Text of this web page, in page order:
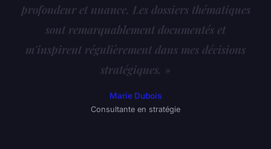
profondeur et nuance. Les dossiers thématiques
sont remarquablement documentés et
m'inspirent régulièrement dans mes décisions
stratégiques. »
Marie Dubois
Consultante en stratégie